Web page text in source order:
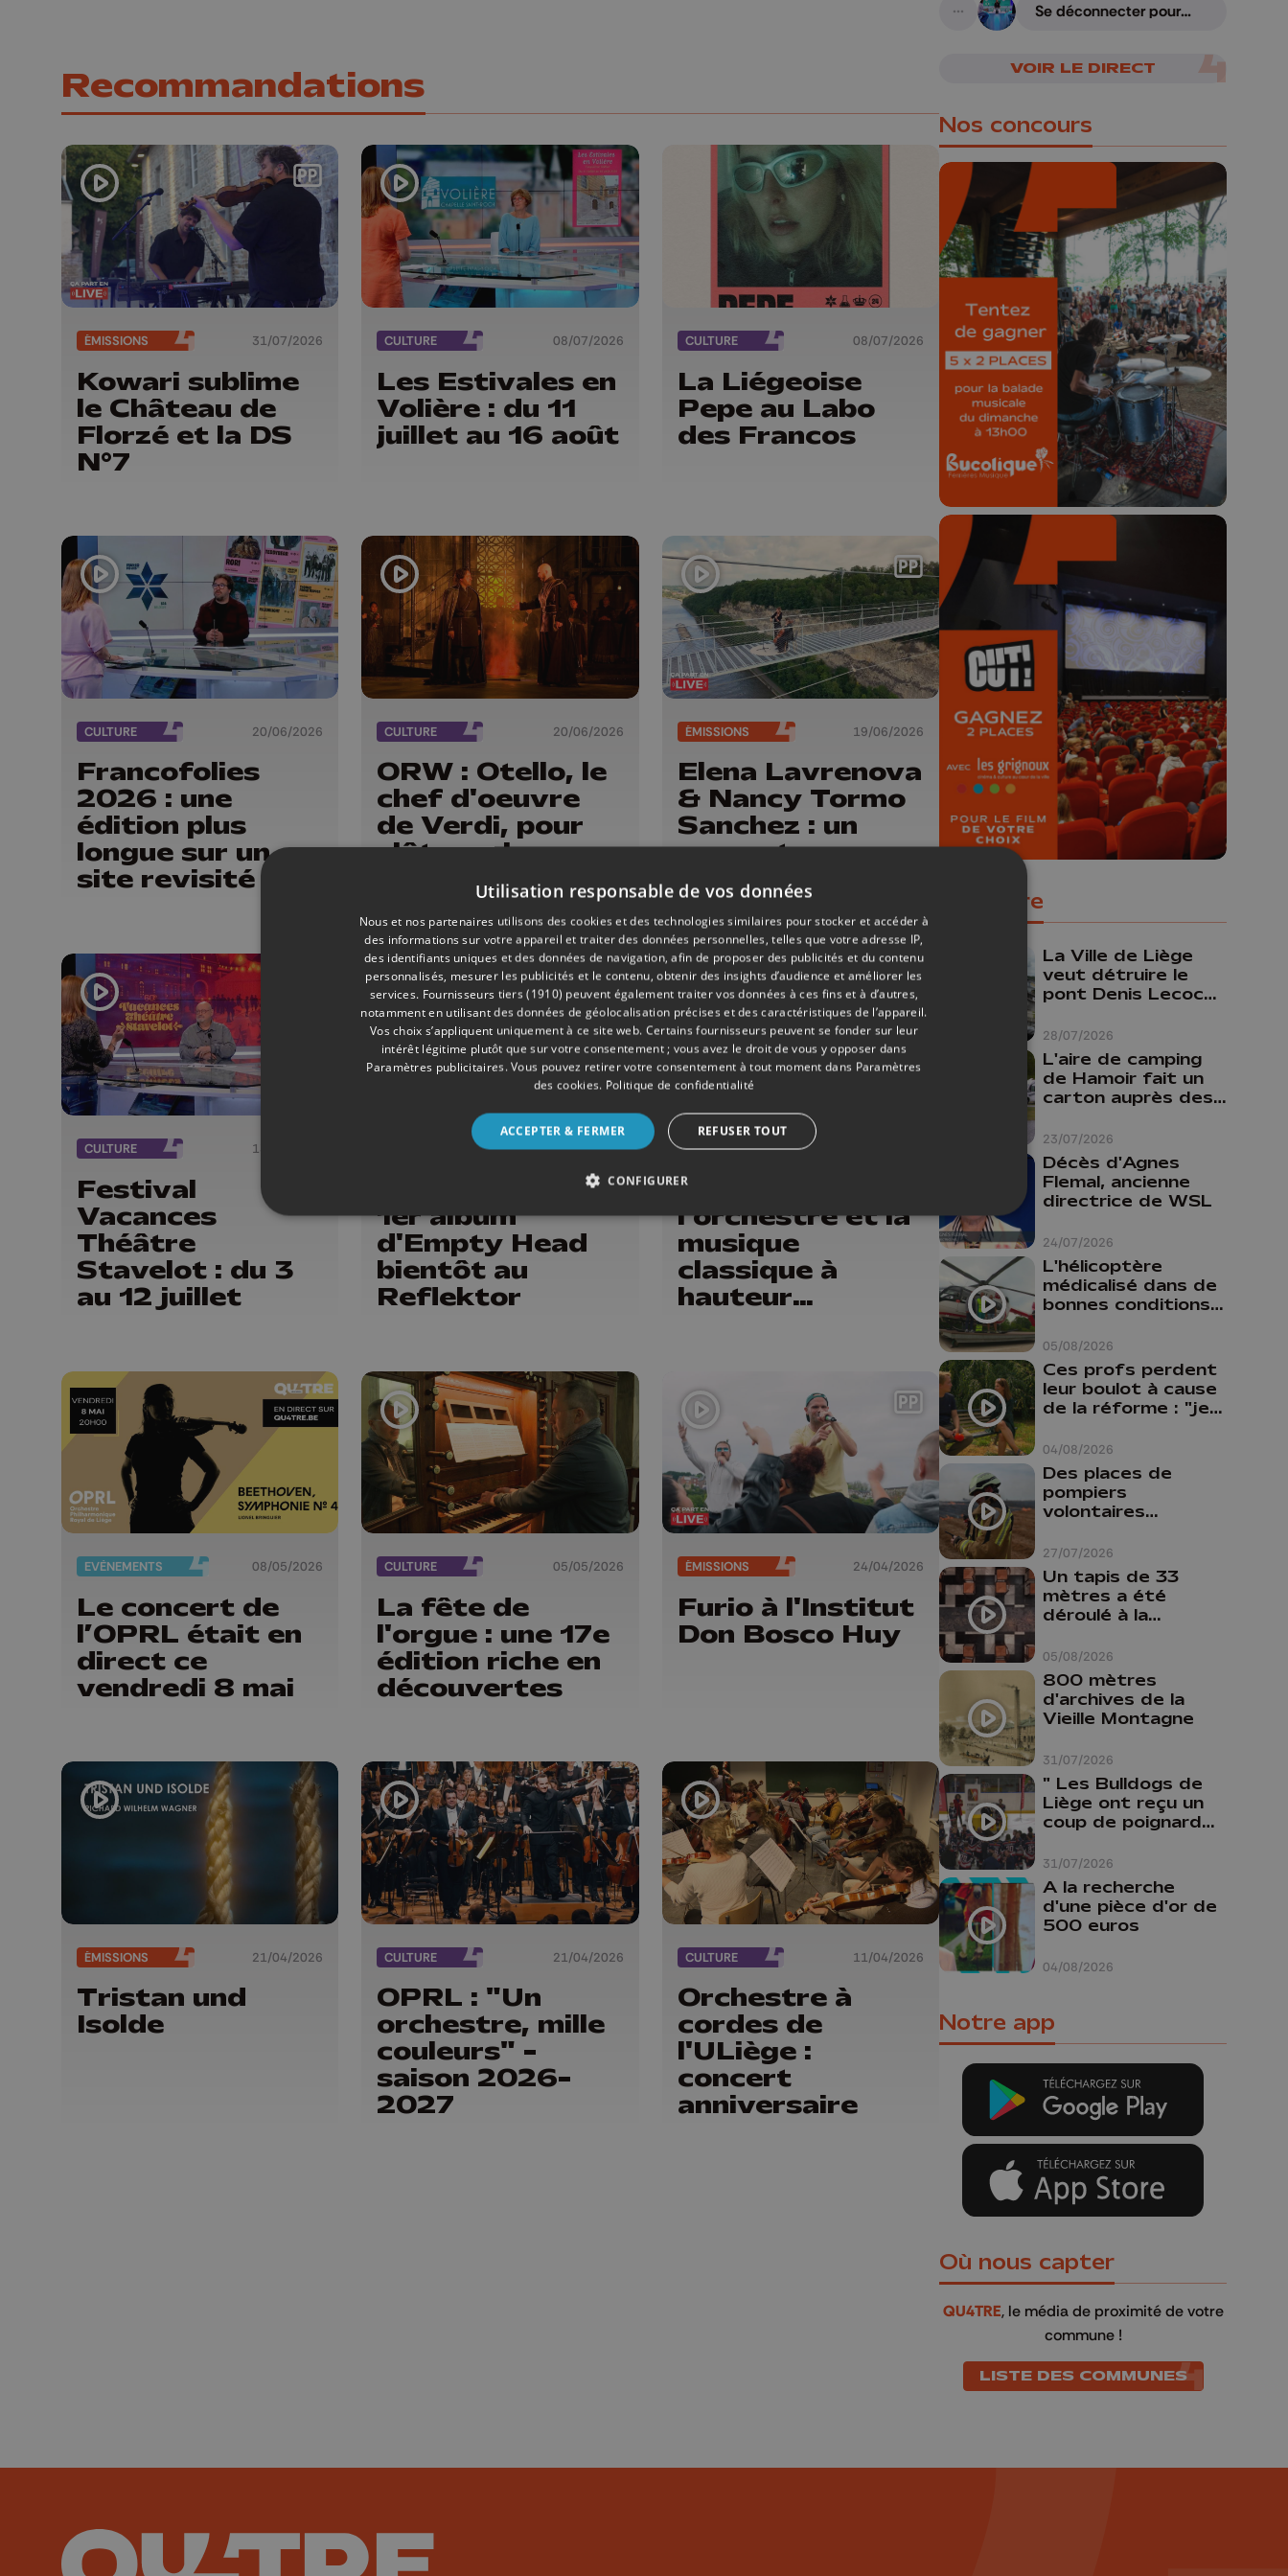
Recommandations
ÉMISSIONS 31/07/2026
Kowari sublime
le Château de
Florzé et la DS
N°7
CULTURE 08/07/2026
Les Estivales en
Volière : du 11
juillet au 16 août
CULTURE 08/07/2026
La Liégeoise
Pepe au Labo
des Francos
CULTURE 20/06/2026
Francofolies
2026 : une
édition plus
longue sur un
site revisité
CULTURE 20/06/2026
ORW : Otello, le
chef d'oeuvre
de Verdi, pour
clôturer la
ÉMISSIONS 19/06/2026
Elena Lavrenova
& Nancy Tormo
Sanchez : un
concert
suspendu au
Fort d'Eben-
Emael
CULTURE 13/06/2026
Festival
Vacances
Théâtre
Stavelot : du 3
au 12 juillet
31/05/2026
"Freak Show" le
1er album
d'Empty Head
bientôt au
Reflektor
CULTURE
Symphokids,
l'orchestre et la
musique
classique à
hauteur
EVÈNEMENTS 08/05/2026
Le concert de
l’OPRL était en
direct ce
vendredi 8 mai
CULTURE 05/05/2026
La fête de
l'orgue : une 17e
édition riche en
découvertes
ÉMISSIONS 24/04/2026
Furio à l'Institut
Don Bosco Huy
ÉMISSIONS 21/04/2026
Tristan und
Isolde
CULTURE 21/04/2026
OPRL : "Un
orchestre, mille
couleurs" -
saison 2026-
2027
CULTURE 11/04/2026
Orchestre à
cordes de
l'ULiège :
concert
anniversaire
A suivre
Se déconnecter pour
VOIR LE DIRECT
Nos concours
🎁 Gagnez 5x2
places pour le
Bucolique Ferrières
Festival 🌿🎶
Concours valable jusqu'au 9 août,
23h59.
🎬 Concours CUT x
Les Grignoux ✨
Concours permanent - 2 places à
gagner chaque semaine !
Populaire
28/07/2026
La Ville de Liège
veut détruire le
pont Denis Lecocq
budget pour le
faire
23/07/2026
L'aire de camping
de Hamoir fait un
carton auprès des
24/07/2026
Décès d'Agnes
Flemal, ancienne
directrice de WSL
05/08/2026
L'hélicoptère
médicalisé dans de
bonnes conditions à
04/08/2026
Ces profs perdent
leur boulot à cause
de la réforme : "je
comme prof que
comme
pharmacienne"
27/07/2026
Des places de
pompiers
volontaires
province de Liège :
"Un citoyen qui
n'est formé ne
peut pas nous
aider"
05/08/2026
Un tapis de 33
mètres a été
déroulé à la
Liège
31/07/2026
800 mètres
d'archives de la
Vieille Montagne
31/07/2026
" Les Bulldogs de
Liège ont reçu un
coup de poignard
04/08/2026
A la recherche
d'une pièce d'or de
500 euros
Notre app
Où nous capter
QU4TRE, le média de proximité de votre
commune !
LISTE DES COMMUNES
Utilisation responsable de vos données
Nous et nos partenaires utilisons des cookies et des technologies similaires pour stocker et accéder à
des informations sur votre appareil et traiter des données personnelles, telles que votre adresse IP,
des identifiants uniques et des données de navigation, afin de proposer des publicités et du contenu
personnalisés, mesurer les publicités et le contenu, obtenir des insights d’audience et améliorer les
services. Fournisseurs tiers (1910) peuvent également traiter vos données à ces fins et à d’autres,
notamment en utilisant des données de géolocalisation précises et des caractéristiques de l’appareil.
Vos choix s’appliquent uniquement à ce site web. Certains fournisseurs peuvent se fonder sur leur
intérêt légitime plutôt que sur votre consentement ; vous avez le droit de vous y opposer dans
Paramètres publicitaires. Vous pouvez retirer votre consentement à tout moment dans Paramètres
des cookies. Politique de confidentialité
ACCEPTER & FERMER REFUSER TOUT
CONFIGURER